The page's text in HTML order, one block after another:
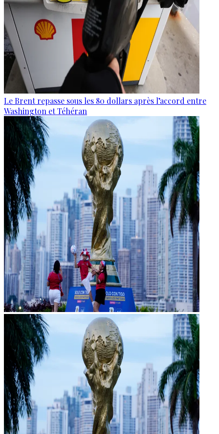
Le Brent repasse sous les 80 dollars après l’accord entre
Washington et Téhéran